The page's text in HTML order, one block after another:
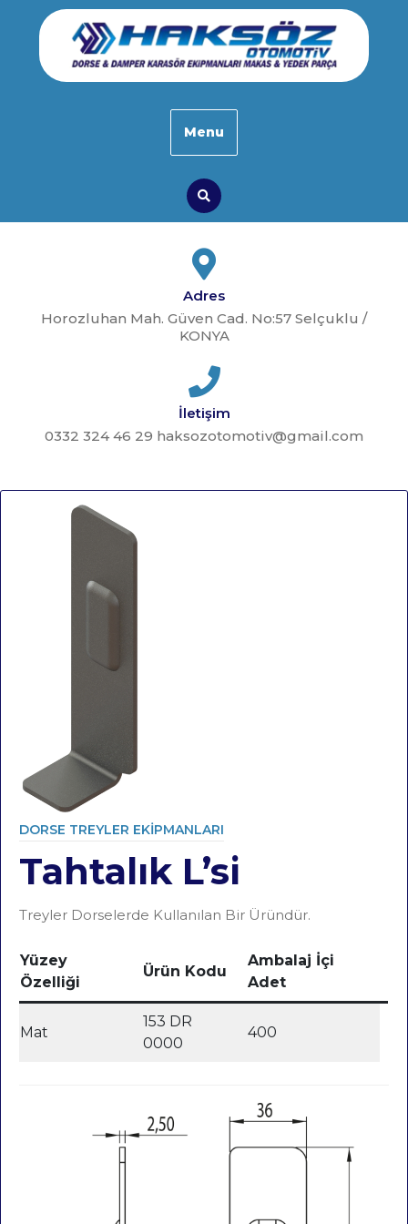
content
Menu
Search
Adres
Horozluhan Mah. Güven Cad. No:57 Selçuklu /
KONYA
İletişim
0332 324 46 29 haksozotomotiv@gmail.com
DORSE TREYLER EKIPMANLARI
Category
Tahtalık L’si
Treyler Dorselerde Kullanılan Bir Üründür.
Yüzey
Özelliği
Ürün Kodu
Ambalaj İçi
Adet
Mat
153 DR
0000
400